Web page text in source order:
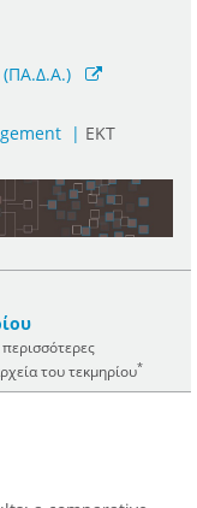
(ΠΑ.Δ.Α.)
| ΕΚΤ
του τεκμηρίου*